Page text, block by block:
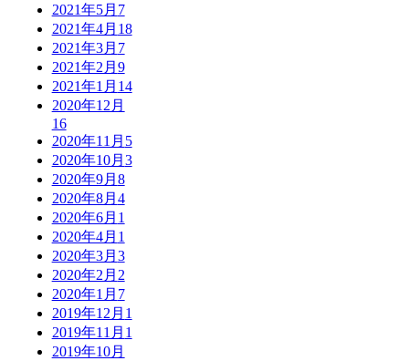
2021年5月 7
2021年4月 18
2021年3月 7
2021年2月 9
2021年1月 14
2020年12月
16
2020年11月 5
2020年10月 3
2020年9月 8
2020年8月 4
2020年6月 1
2020年4月 1
2020年3月 3
2020年2月 2
2020年1月 7
2019年12月 1
2019年11月 1
2019年10月